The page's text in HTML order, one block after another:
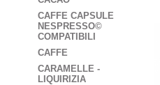
CAFFE CAPSULE
NESPRESSO©
COMPATIBILI
CAFFE
CARAMELLE -
LIQUIRIZIA